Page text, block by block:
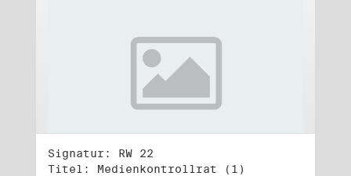
Signatur: RW 22
Titel: Medienkontrollrat (1)